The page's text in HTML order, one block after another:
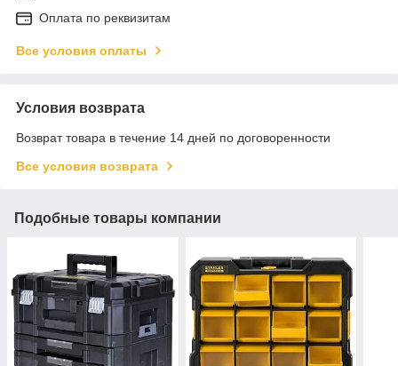
Оплата по реквизитам
Все условия оплаты
Условия возврата
Возврат товара в течение 14 дней по договоренности
Все условия возврата
Подобные товары компании